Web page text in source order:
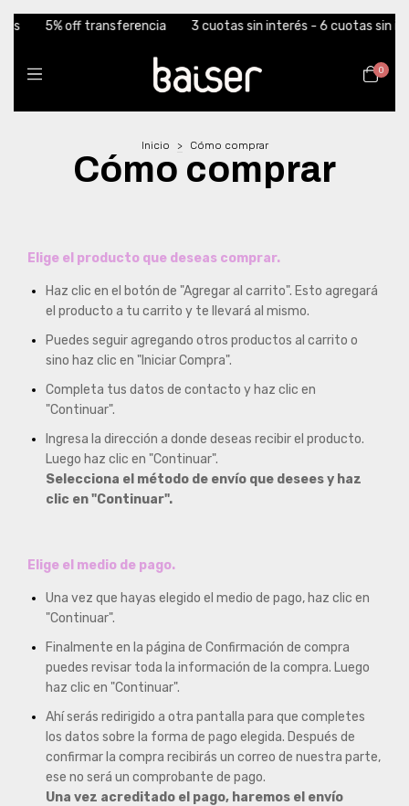
5% off transferencia 3 cuotas sin interés - 6 cuotas sin
0
Inicio > Cómo comprar
Cómo comprar
Elige el producto que deseas comprar.
Haz clic en el botón de "Agregar al carrito". Esto agregará
el producto a tu carrito y te llevará al mismo.
Puedes seguir agregando otros productos al carrito o
sino haz clic en "Iniciar Compra".
Completa tus datos de contacto y haz clic en
"Continuar".
Ingresa la dirección a donde deseas recibir el producto.
Luego haz clic en "Continuar".
Selecciona el método de envío que desees y haz
clic en "Continuar".
Elige el medio de pago.
Una vez que hayas elegido el medio de pago, haz clic en
"Continuar".
Finalmente en la página de Confirmación de compra
puedes revisar toda la información de la compra. Luego
haz clic en "Continuar".
Ahí serás redirigido a otra pantalla para que completes
los datos sobre la forma de pago elegida. Después de
confirmar la compra recibirás un correo de nuestra parte,
ese no será un comprobante de pago.
Una vez acreditado el pago, haremos el envío